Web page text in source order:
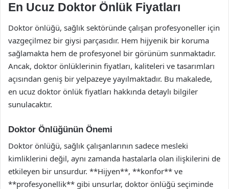
En Ucuz Doktor Önlük Fiyatları
Doktor önlüğü, sağlık sektöründe çalışan profesyoneller için
vazgeçilmez bir giysi parçasıdır. Hem hijyenik bir koruma
sağlamakta hem de profesyonel bir görünüm sunmaktadır.
Ancak, doktor önlüklerinin fiyatları, kaliteleri ve tasarımları
açısından geniş bir yelpazeye yayılmaktadır. Bu makalede,
en ucuz doktor önlük fiyatları hakkında detaylı bilgiler
sunulacaktır.
Doktor Önlüğünün Önemi
Doktor önlüğü, sağlık çalışanlarının sadece mesleki
kimliklerini değil, aynı zamanda hastalarla olan ilişkilerini de
etkileyen bir unsurdur. **Hijyen**, **konfor** ve
**profesyonellik** gibi unsurlar, doktor önlüğü seçiminde